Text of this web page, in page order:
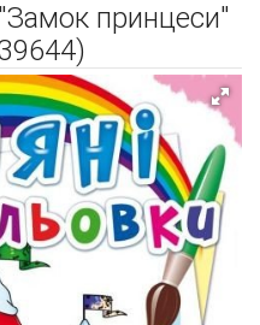
принцеси"